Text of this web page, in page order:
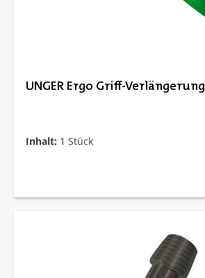
UNGER Ergo Griff-Verlängerung
Inhalt: 1 Stück